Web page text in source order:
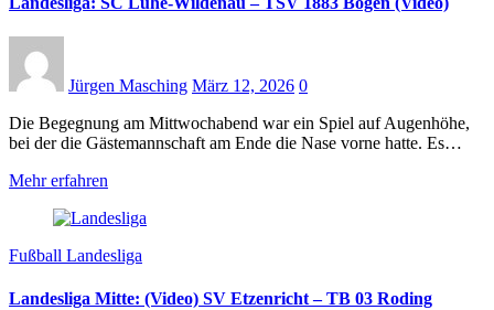
Jürgen Masching März 12, 2026 0
Die Begegnung am Mittwochabend war ein Spiel auf Augenhöhe,
bei der die Gästemannschaft am Ende die Nase vorne hatte. Es…
Mehr erfahren
Fußball Landesliga
Landesliga Mitte: (Video) SV Etzenricht – TB 03 Roding